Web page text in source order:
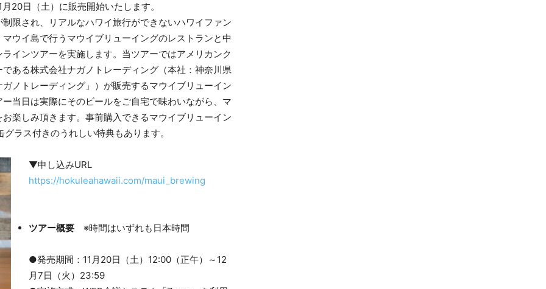
20日（土）に販売開始いたします。
限され、リアルなハワイ旅行ができないハワイファン
ウイ島で行うマウイブリューイングのレストランと中
インツアーを実施します。当ツアーではアメリカンク
ある株式会社ナガノトレーディング（本社：神奈川県
ノトレーディング」）が販売するマウイブリューイン
当日は実際にそのビールをご自宅で味わいながら、マ
楽しみ頂きます。事前購入できるマウイブリューイン
ラス付きのうれしい特典もあります。
▼申し込みURL
https://hokuleahawaii.com/maui_brewing
ツアー概要 ※時間はいずれも日本時間
●発売期間：11月20日（土）12:00（正午）～12
月7日（火）23:59